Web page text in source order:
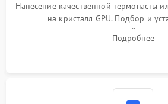
Нанесение качественной термопасты
на кристалл GPU. Подбор и
термопрокладок правильной
питания. Монтаж радиатора и
Подробнее